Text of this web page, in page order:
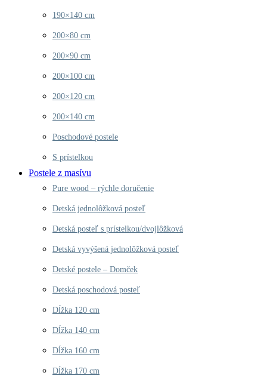
190×140 cm
200×80 cm
200×90 cm
200×100 cm
200×120 cm
200×140 cm
Poschodové postele
S prístelkou
Postele z masívu
Pure wood – rýchle doručenie
Detská jednolôžková posteľ
Detská posteľ s prístelkou/dvojlôžková
Detská vyvýšená jednolôžková posteľ
Detské postele – Domček
Detská poschodová posteľ
Dĺžka 120 cm
Dĺžka 140 cm
Dĺžka 160 cm
Dĺžka 170 cm